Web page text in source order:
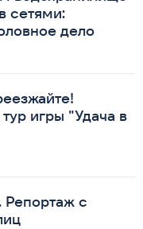
сетями:
дело
игры "Удача в
Репортаж с